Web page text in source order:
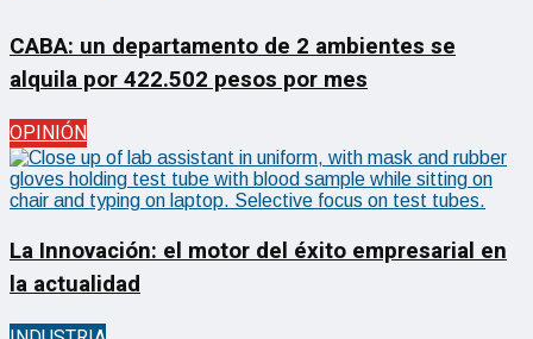
CABA: un departamento de 2 ambientes se
alquila por 422.502 pesos por mes
OPINIÓN
La Innovación: el motor del éxito empresarial en
la actualidad